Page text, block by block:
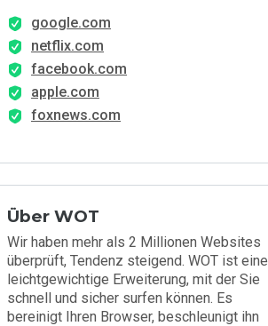
google.com
netflix.com
facebook.com
apple.com
foxnews.com
Über WOT
Wir haben mehr als 2 Millionen Websites
überprüft, Tendenz steigend. WOT ist eine
leichtgewichtige Erweiterung, mit der Sie
schnell und sicher surfen können. Es
bereinigt Ihren Browser, beschleunigt ihn